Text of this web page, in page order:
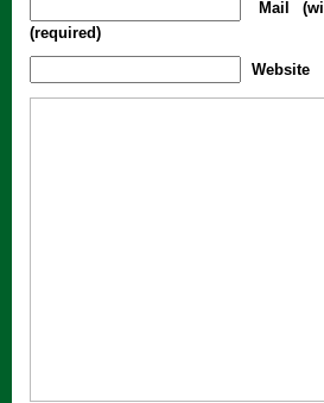
Mail
(required)
Website